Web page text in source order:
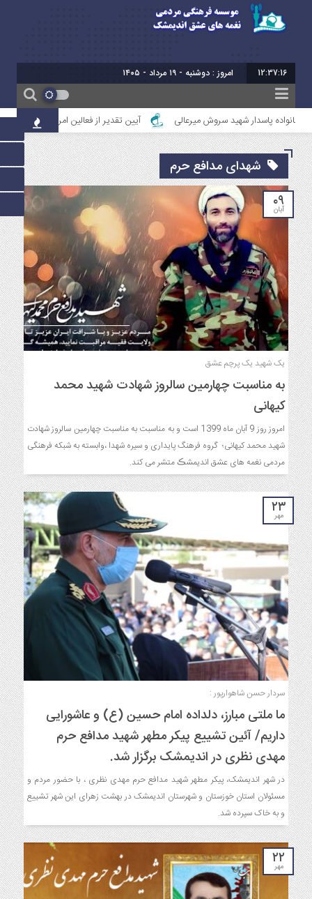
12:37:17 امروز : دوشنبه - ۱۹ مرداد - ۱۴۰۵
پاسدار شهید سروش میرعالی آیین تقدیر از فعالین امر ازدواج استان
شهدای مدافع حرم
۰۹
آبان
یک شهید یک پرچم عشق
به مناسبت چهارمین سالروز شهادت شهید محمد
کیهانی
امروز روز 9 آبان ماه 1399 است و به مناسبت به مناسبت چهارمین سالروز شهادت
شهید محمد کیهانی؛ گروه فرهنگ پایداری و سیره شهدا ،وابسته به شبکه فرهنگی
مردمی نغمه های عشق اندیمشڪ متشر می کند.
۲۳
مهر
سردار حسن شاهوارپور :
ما ملتی مبارز، دلداده امام حسین (ع) و عاشورایی
داریم/ آئین تشییع پیکر مطهر شهید مدافع حرم
مهدی نظری در اندیمشک برگزار شد.
در شهر اندیمشک، پیکر مطهر شهید مدافع حرم مهدی نظری ، با حضور مردم و
مسئولان استان خوزستان و شهرستان اندیمشک در بهشت زهرای این شهر تشییع
و به خاک سپرده شد.
۲۲
مهر